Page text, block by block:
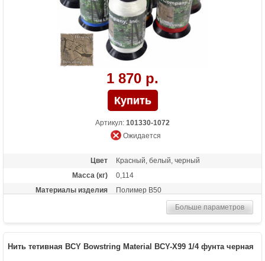
1 870 р.
Артикул: 101330-1072
Ожидается
Цвет
Красный, белый, черный
Масса (кг)
0,114
Материалы изделия
Полимер B50
Больше параметров
Нить тетивная BCY Bowstring Material BCY-X99 1/4 фунта черная